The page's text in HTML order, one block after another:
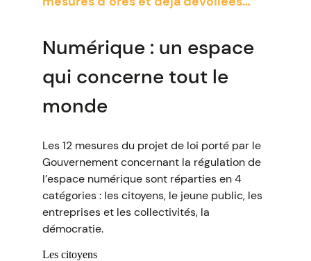
Numérique : un espace
qui concerne tout le
monde
Les 12 mesures du projet de loi porté par le
Gouvernement concernant la régulation de
l’espace numérique sont réparties en 4
catégories : les citoyens, le jeune public, les
entreprises et les collectivités, la
démocratie.
Les citoyens